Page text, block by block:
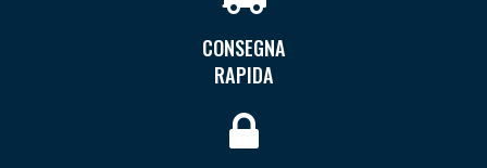
CONSEGNA
RAPIDA